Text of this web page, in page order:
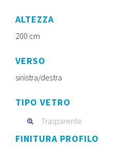
ALTEZZA
200 cm
VERSO
sinistra/destra
TIPO VETRO
Trasparente
FINITURA PROFILO